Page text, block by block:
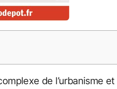
de l’urbanisme